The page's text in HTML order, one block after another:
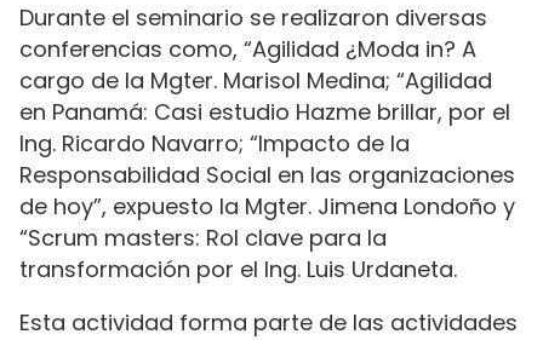
Durante el seminario se realizaron diversas
conferencias como, “Agilidad ¿Moda in? A
cargo de la Mgter. Marisol Medina; “Agilidad
en Panamá: Casi estudio Hazme brillar, por el
Ing. Ricardo Navarro; “Impacto de la
Responsabilidad Social en las organizaciones
de hoy”, expuesto la Mgter. Jimena Londoño y
“Scrum masters: Rol clave para la
transformación por el Ing. Luis Urdaneta.
Esta actividad forma parte de las actividades